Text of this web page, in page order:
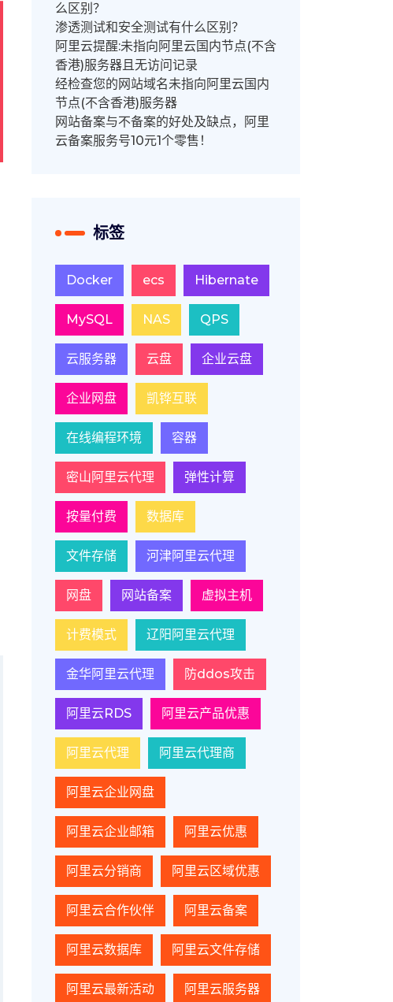
么区别？
渗透测试和安全测试有什么区别？
阿里云提醒:未指向阿里云国内节点(不含
香港)服务器且无访问记录
经检查您的网站域名未指向阿里云国内
节点(不含香港)服务器
网站备案与不备案的好处及缺点，阿里
云备案服务号10元1个零售！
标签
Docker ecs Hibernate
MySQL NAS QPS
云服务器 云盘 企业云盘
企业网盘 凯铧互联
在线编程环境 容器
密山阿里云代理 弹性计算
按量付费 数据库
文件存储 河津阿里云代理
网盘 网站备案 虚拟主机
计费模式 辽阳阿里云代理
金华阿里云代理 防ddos攻击
阿里云RDS 阿里云产品优惠
阿里云代理 阿里云代理商
阿里云企业网盘
阿里云企业邮箱 阿里云优惠
阿里云分销商 阿里云区域优惠
阿里云合作伙伴 阿里云备案
阿里云数据库 阿里云文件存储
阿里云最新活动 阿里云服务器